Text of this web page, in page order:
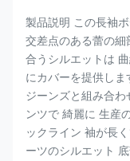
製品説明 この長袖
交差点のある蕾の細
合うシルエットは
にカバーを提供し
ジーンズと組み合
ンツで 綺麗に 生産
ックライン 袖が長
ーツのシルエット